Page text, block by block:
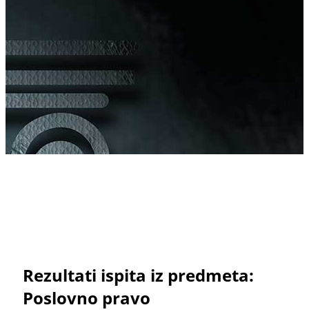
Rezultati ispita iz predmeta:
Poslovno pravo